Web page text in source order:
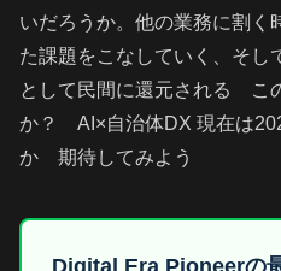
いだろうか。他の業務に割く
た課題をこなしていく、そし
として民間に還元される こ
か？ AI×自治体DX 現在は
か 期待してみよう
Digital Era Pioneerの